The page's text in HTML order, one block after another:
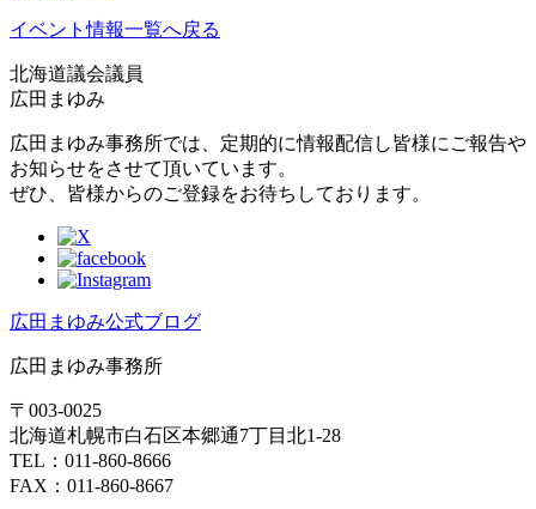
イベント情報一覧へ戻る
北海道議会議員
広田まゆみ
広田まゆみ事務所では、定期的に情報配信し皆様にご報告や
お知らせをさせて頂いています。
ぜひ、皆様からのご登録をお待ちしております。
広田まゆみ公式ブログ
広田まゆみ事務所
〒003-0025
北海道札幌市白石区本郷通7丁目北1-28
TEL：011-860-8666
FAX：011-860-8667